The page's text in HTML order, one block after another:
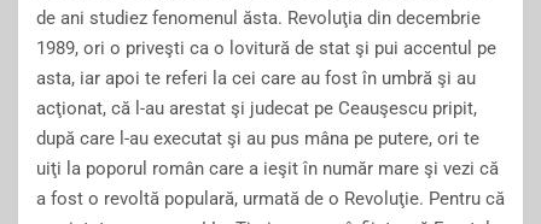
de ani studiez fenomenul ăsta. Revoluţia din decembrie
1989, ori o priveşti ca o lovitură de stat şi pui accentul pe
asta, iar apoi te referi la cei care au fost în umbră şi au
acţionat, că l-au arestat şi judecat pe Ceauşescu pripit,
după care l-au executat şi au pus mâna pe putere, ori te
uiţi la poporul român care a ieşit în număr mare şi vezi că
a fost o revoltă populară, urmată de o Revoluţie. Pentru că